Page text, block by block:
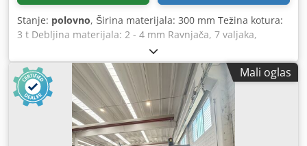
Stanje: polovno, Širina materijala: 300 mm Težina kotura:
3 t Debljina materijala: 2 - 4 mm Ravnjača, 7 valjaka,
proizvođač Schleicher, tip RM 6-95/160 Širina trake: 300
mm Debljina trake: 2 - 4 mm Poprečni presek za ravnanje:
1200 mm² Napon: 220/380 V 50 Hz Snaga: 3,1 kW Odvijač
sa pritisnom rolom, proizvođač Schleicher, tip H-3 Maks.
opterećenje: 3 t Širina trake: 400 mm Napon: 220/380 V 50
Hz Dodocdrmmopfx Accewa Snaga: 3,92 kW Bez
Mali oglas